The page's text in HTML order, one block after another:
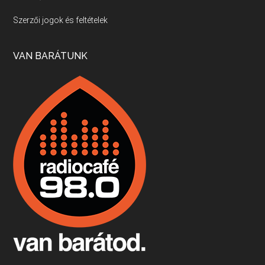
Villány, kékfrankos, Jackfall
Apr 17, 2026 • 00:35:38
Boston, teadélután, bab és homár
Apr 9, 2026 • 00:37:17
Fermentáljunk, a testünk meghálálja!
Apr 3, 2026 • 00:36:07
Szerzői jogok és feltételek
VAN BARÁTUNK